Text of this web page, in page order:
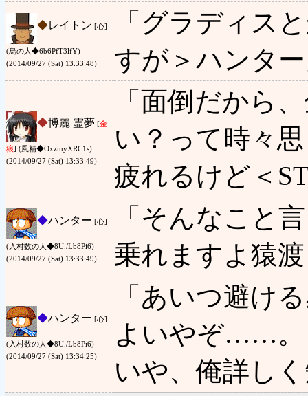
◆レイトン [心]
(烏の人◆6b6PfT3lfY)
(2014/09/27 (Sat) 13:33:48)
「グラディス
すが＞ハンタ
◆博麗 霊夢 [金
狼] (風精◆OxzmyXRC1s)
(2014/09/27 (Sat) 13:33:49)
「面倒だから
い？って時々
疲れるけど＜
◆ハンター [心]
(入村数の人◆8U./Lb8Pi6)
(2014/09/27 (Sat) 13:33:49)
「そんなこと
乗れますよ猿
◆ハンター [心]
(入村数の人◆8U./Lb8Pi6)
(2014/09/27 (Sat) 13:34:25)
「あいつ避け
よいやぞ……。
いや、俺詳し